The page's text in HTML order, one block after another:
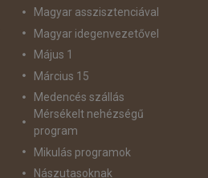
Magyar asszisztenciával
Magyar idegenvezetővel
Május 1
Március 15
Medencés szállás
Mérsékelt nehézségű
program
Mikulás programok
Nászutasoknak